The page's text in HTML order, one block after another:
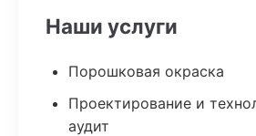
Наши услуги
Порошковая окраска
Проектирование и
аудит